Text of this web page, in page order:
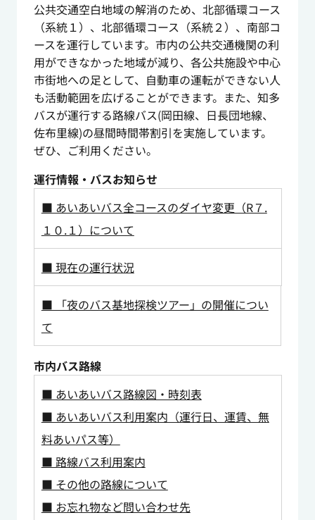
公共交通空白地域の解消のため、北部循環コース
（系統１）、北部循環コース（系統２）、南部コ
ースを運行しています。市内の公共交通機関の利
用ができなかった地域が減り、各公共施設や中心
市街地への足として、自動車の運転ができない人
も活動範囲を広げることができます。また、知多
バスが運行する路線バス(岡田線、日長団地線、
佐布里線)の昼間時間帯割引を実施しています。
ぜひ、ご利用ください。
運行情報・バスお知らせ
■ あいあいバス全コースのダイヤ変更（R７.
１０.１）について
■ 現在の運行状況
■ 「夜のバス基地探検ツアー」の開催につい
て
市内バス路線
■ あいあいバス路線図・時刻表
■ あいあいバス利用案内（運行日、運賃、無
料あいパス等）
■ 路線バス利用案内
■ その他の路線について
■ お忘れ物など問い合わせ先